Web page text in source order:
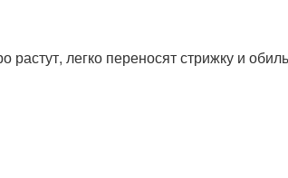
легко переносят стрижку и